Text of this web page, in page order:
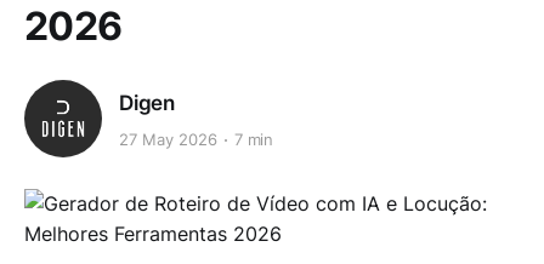
2026
Digen
27 May 2026 7 min